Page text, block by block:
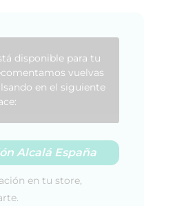
disponible para tu
vuelvas
en el siguiente
Alcalá España
en tu store,